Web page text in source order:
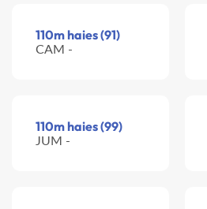
110m haies (91)
CAM -
110m haies (99)
JUM -